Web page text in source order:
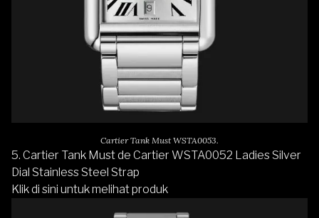
Cartier Tank Must WSTA0053.
5. Cartier Tank Must de Cartier WSTA0052 Ladies Silver
Dial Stainless Steel Strap
Klik di sini untuk melihat produk